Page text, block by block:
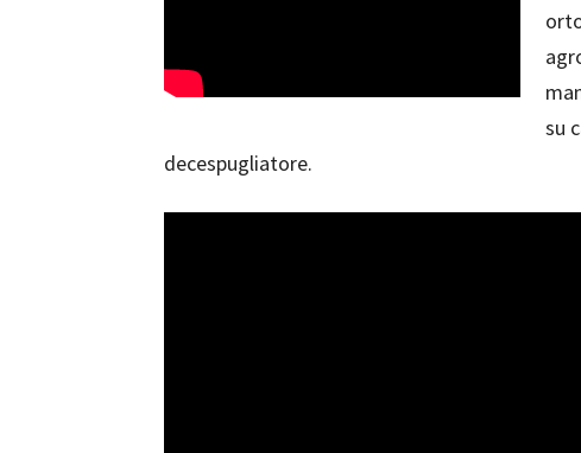
su
decespugliatore.